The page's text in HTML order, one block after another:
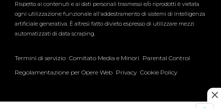
Rispetto ai contenuti e ai dati personali trasmessi e/o riprodotti è vietata
ogni utilizzazione funzionale all'addestramento di sistemi di intelligenza
artificiale generativa. È altresì fatto divieto espresso di utilizzare mezzi
automatizzati di data scraping.
Termini di servizio Comitato Media e Minori Parental Control
Regolamentazione per Opere Web Privacy Cookie Policy